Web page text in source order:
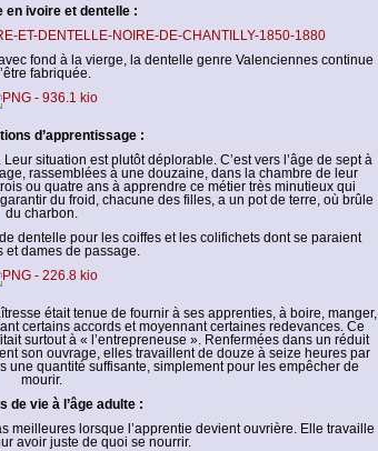
en ivoire et dentelle :
ET-DENTELLE-NOIRE-DE-CHANTILLY-1850-1880
fond à la vierge, la dentelle genre Valenciennes continue
fabriquée.
d’apprentissage :
situation est plutôt déplorable. C’est vers l’âge de sept à
rassemblées à une douzaine, dans la chambre de leur
ou quatre ans à apprendre ce métier très minutieux qui
du froid, chacune des filles, a un pot de terre, où brûle
du charbon.
dentelle pour les coiffes et les colifichets dont se paraient
et dames de passage.
était tenue de fournir à ses apprenties, à boire, manger,
certains accords et moyennant certaines redevances. Ce
surtout à « l’entrepreneuse ». Renfermées dans un réduit
son ouvrage, elles travaillent de douze à seize heures par
une quantité suffisante, simplement pour les empêcher de
mourir.
de vie à l’âge adulte :
meilleures lorsque l’apprentie devient ouvrière. Elle travaille
avoir juste de quoi se nourrir.